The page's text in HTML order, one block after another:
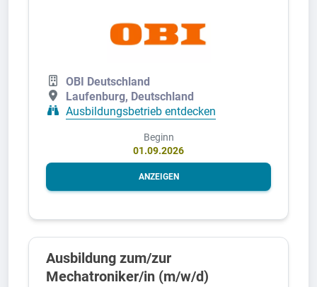
OBI Deutschland
Laufenburg, Deutschland
Ausbildungsbetrieb entdecken
Beginn
01.09.2026
ANZEIGEN
Ausbildung zum/zur
Mechatroniker/in (m/w/d)